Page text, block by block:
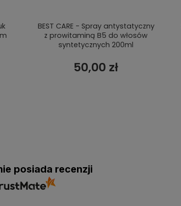
BEST CARE - Spray antystatyczny
z prowitaminą B5 do włosów
syntetycznych 200ml
50,00 zł
posiada recenzji